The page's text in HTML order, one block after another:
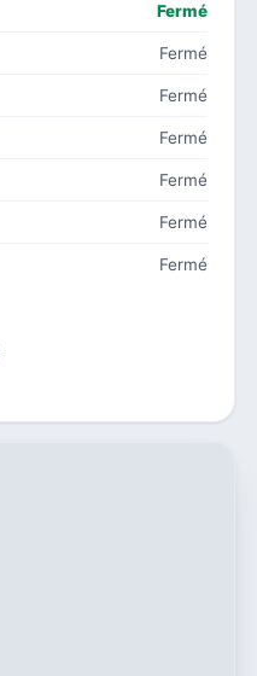
Fermé
Fermé
Fermé
Fermé
Fermé
Fermé
Fermé